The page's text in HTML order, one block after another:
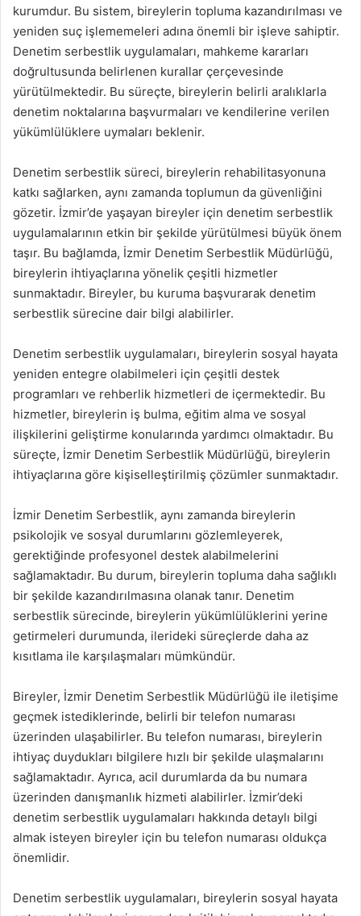
kurumdur. Bu sistem, bireylerin topluma kazandırılması ve
yeniden suç işlememeleri adına önemli bir işleve sahiptir.
Denetim serbestlik uygulamaları, mahkeme kararları
doğrultusunda belirlenen kurallar çerçevesinde
yürütülmektedir. Bu süreçte, bireylerin belirli aralıklarla
denetim noktalarına başvurmaları ve kendilerine verilen
yükümlülüklere uymaları beklenir.
Denetim serbestlik süreci, bireylerin rehabilitasyonuna
katkı sağlarken, aynı zamanda toplumun da güvenliğini
gözetir. İzmir’de yaşayan bireyler için denetim serbestlik
uygulamalarının etkin bir şekilde yürütülmesi büyük önem
taşır. Bu bağlamda, İzmir Denetim Serbestlik Müdürlüğü,
bireylerin ihtiyaçlarına yönelik çeşitli hizmetler
sunmaktadır. Bireyler, bu kuruma başvurarak denetim
serbestlik sürecine dair bilgi alabilirler.
Denetim serbestlik uygulamaları, bireylerin sosyal hayata
yeniden entegre olabilmeleri için çeşitli destek
programları ve rehberlik hizmetleri de içermektedir. Bu
hizmetler, bireylerin iş bulma, eğitim alma ve sosyal
ilişkilerini geliştirme konularında yardımcı olmaktadır. Bu
süreçte, İzmir Denetim Serbestlik Müdürlüğü, bireylerin
ihtiyaçlarına göre kişiselleştirilmiş çözümler sunmaktadır.
İzmir Denetim Serbestlik, aynı zamanda bireylerin
psikolojik ve sosyal durumlarını gözlemleyerek,
gerektiğinde profesyonel destek alabilmelerini
sağlamaktadır. Bu durum, bireylerin topluma daha sağlıklı
bir şekilde kazandırılmasına olanak tanır. Denetim
serbestlik sürecinde, bireylerin yükümlülüklerini yerine
getirmeleri durumunda, ilerideki süreçlerde daha az
kısıtlama ile karşılaşmaları mümkündür.
Bireyler, İzmir Denetim Serbestlik Müdürlüğü ile iletişime
geçmek istediklerinde, belirli bir telefon numarası
üzerinden ulaşabilirler. Bu telefon numarası, bireylerin
ihtiyaç duydukları bilgilere hızlı bir şekilde ulaşmalarını
sağlamaktadır. Ayrıca, acil durumlarda da bu numara
üzerinden danışmanlık hizmeti alabilirler. İzmir’deki
denetim serbestlik uygulamaları hakkında detaylı bilgi
almak isteyen bireyler için bu telefon numarası oldukça
önemlidir.
Denetim serbestlik uygulamaları, bireylerin sosyal hayata